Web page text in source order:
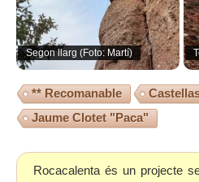
Segon llarg (Foto: Martí)
** Recomanable
Jaume Clotet "Paca"
Rocacalenta és un projecte